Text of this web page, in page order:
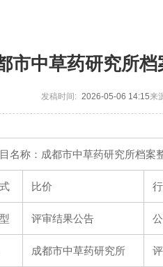
市中草药研究所
发稿时间: 2026-05-06 14:15来
名称：成都市中草药研究所档案
比价
评审结果公告
成都市中草药研究所